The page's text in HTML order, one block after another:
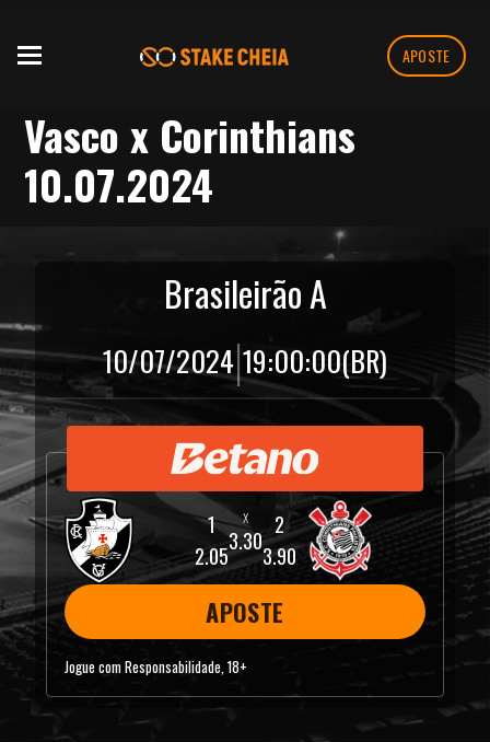
APOSTE
Vasco x Corinthians
10.07.2024
Brasileirão A
10/07/2024|19:00:00(BR)
2.05
3.30
3.90
APOSTE
Jogue com Responsabilidade, 18+